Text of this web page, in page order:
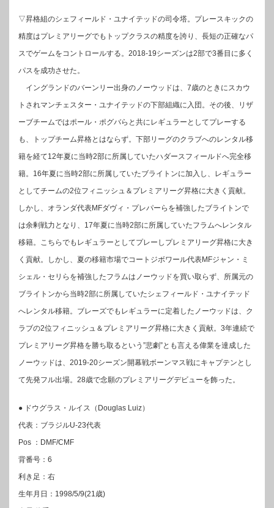
▽昇格組のシェフィールド・ユナイテッドの司令塔。プレースキックの
精度はプレミアリーグでもトップクラスの精度を誇り、長短の正確なパ
スでゲームをコントロールする。2018-19シーズンは2部で3番目に多く
パスを成功させた。
イングランドのバーンリー出身のノーウッドは、7歳のときにスカウ
トされマンチェスター・ユナイテッドの下部組織に入団。その後、リザ
ーブチームではポール・ポグバらと共にレギュラーとしてプレーする
も、トップチーム昇格とはならず。下部リーグのクラブへのレンタル移
籍を経て12年夏に当時2部に所属していたハダースフィールドへ完全移
籍。16年夏に当時2部に所属していたブライトンに加入し、レギュラー
としてチームの2位フィニッシュ＆プレミアリーグ昇格に大きく貢献。
しかし、オランダ代表MFダヴィ・プレパーらを補強したブライトンで
は余剰戦力となり、17年夏に当時2部に所属していたフラムへレンタル
移籍。こちらでもレギュラーとしてプレーしプレミアリーグ昇格に大き
く貢献。しかし、夏の移籍市場でコートジボワール代表MFジャン・ミ
シェル・セリらを補強したフラムはノーウッドを買い取らず、所属元の
ブライトンから当時2部に所属していたシェフィールド・ユナイテッド
へレンタル移籍。ブレーズでもレギュラーに定着したノーウッドは、ク
ラブの2位フィニッシュ＆プレミアリーグ昇格に大きく貢献。3年連続で
プレミアリーグ昇格を勝ち取るという”悲劇”とも言える偉業を達成した
ノーウッドは、2019-20シーズン開幕戦ボーンマス戦にキャプテンとし
て先発フル出場。28歳で念願のプレミアリーグデビューを飾った。
● ドウグラス・ルイス（Douglas Luiz）
代表：ブラジルU-23代表
Pos ：DMF/CMF
背番号：6
利き足：右
生年月日：1998/5/9(21歳)